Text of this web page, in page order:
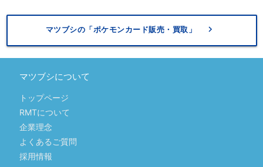
マツブシの「ポケモンカード販売・買取」 keyboard_arrow_right
マツブシについて
トップページ
RMTについて
企業理念
よくあるご質問
採用情報